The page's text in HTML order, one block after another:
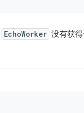
EchoWorker 没有获